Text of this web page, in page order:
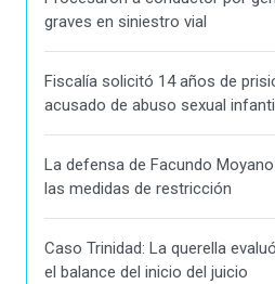
graves en siniestro vial
Fiscalía solicitó 14 años de
acusado de abuso sexual infantil
La defensa de Facundo
las medidas de restricción
Caso Trinidad: La querella
el balance del inicio del juicio